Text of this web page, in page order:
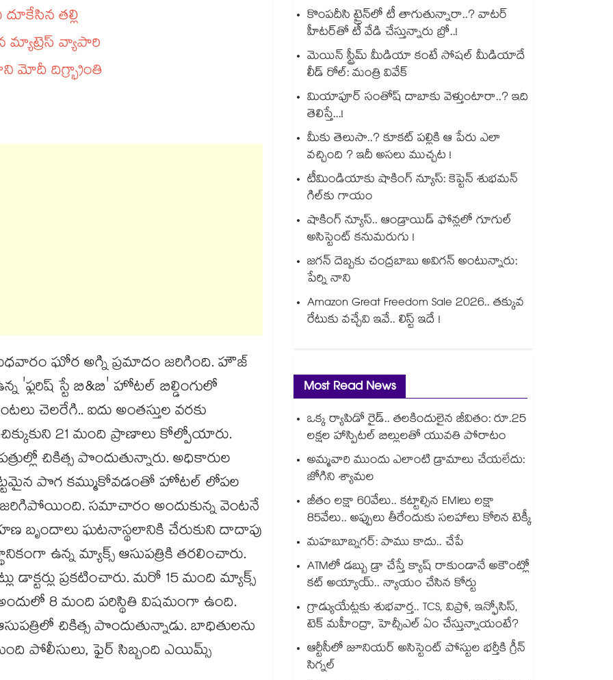
తల్లి
వ్యాపారి
మోదీ దిగ్భ్రాంతి
ఘోర అగ్ని ప్రమాదం జరిగింది. హౌజ్
'ఫ్లరిష్ స్టే బి&బి' హోటల్ బిల్డింగులో
చెలరేగి.. ఐదు అంతస్తుల వరకు
21 మంది ప్రాణాలు కోల్పోయారు.
చికిత్స పొందుతున్నారు. అధికారుల
పొగ కమ్ముకోవడంతో హోటల్ లోపల
సమాచారం అందుకున్న వెంటనే
బృందాలు ఘటనాస్థలానికి చేరుకుని దాదాపు
ఉన్న మ్యాక్స్ ఆసుపత్రికి తరలించారు.
ప్రకటించారు. మరో 15 మంది మ్యాక్స్
8 మంది పరిస్థితి విషమంగా ఉంది.
చికిత్స పొందుతున్నాడు. బాధితులను
పోలీసులు, ఫైర్ సిబ్బంది ఎయిమ్స్
కొంపదీసి ట్రైన్⁬లో టీ తాగుతున్నారా..? వాటర్
హీటర్⁭⁭తో టీ వేడి చేస్తున్నారు బ్రో..!
మెయిన్ స్ట్రీమ్ మీడియా కంటే సోషల్ మీడియాదే
లీడ్ రోల్: మంత్రి వివేక్
మియాపూర్ సంతోష్ దాబాకు వెళ్తుంటారా..? ఇది
తెలిస్తే...!
మీకు తెలుసా..? కూకట్ పల్లికి ఆ పేరు ఎలా
వచ్చింది ? ఇదీ అసలు ముచ్చట !
టీమిండియాకు షాకింగ్ న్యూస్: కెప్టెన్ శుభమన్
గిల్‎కు గాయం
షాకింగ్ న్యూస్.. ఆండ్రాయిడ్ ఫోన్లలో గూగుల్
అసిస్టెంట్ కనుమరుగు !
జగన్ దెబ్బకు చంద్రబాబు అవిగన్ అంటున్నారు:
పేర్ని నాని
Amazon Great Freedom Sale 2026.. తక్కువ
రేటుకు వచ్చేవి ఇవే.. లిస్ట్ ఇదే !
Most Read News
ఒక్క ర్యాపిడో రైడ్.. తలకిందులైన జీవితం: రూ.25
లక్షల హాస్పిటల్ బిల్లులతో యువతి పోరాటం
అమ్మవారి ముందు ఎలాంటి డ్రామాలు చేయలేదు:
జోగిని శ్యామల
జీతం లక్షా 60వేలు.. కట్టాల్సిన EMIలు లక్షా
85వేలు.. అప్పులు తీరేందుకు సలహాలు కోరిన టెక్కీ
మహబూబ్నగర్: పాము కాదు.. చేపే
ATMలో డబ్బు డ్రా చేస్తే క్యాష్ రాకుండానే అకౌంట్లో
కట్ అయ్యాయ్.. న్యాయం చేసిన కోర్టు
గ్రాడ్యుయేట్లకు శుభవార్త.. TCS, విప్రో, ఇన్ఫోసిస్,
టెక్ మహీంద్రా, హెచ్సీఎల్ ఏం చేస్తున్నాయంటే?
ఆర్టీసీలో జూనియర్ అసిస్టెంట్‌‌ పోస్టుల భర్తీకి గ్రీన్‌‌
సిగ్నల్